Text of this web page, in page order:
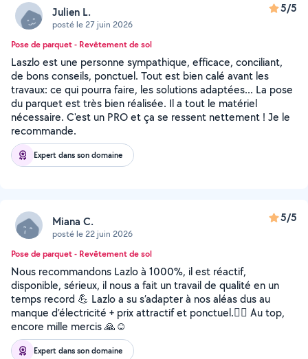
Julien L.
posté le 27 juin 2026
5/5
Pose de parquet - Revêtement de sol
Laszlo est une personne sympathique, efficace, conciliant,
de bons conseils, ponctuel. Tout est bien calé avant les
travaux: ce qui pourra faire, les solutions adaptées... La pose
du parquet est très bien réalisée. Il a tout le matériel
nécessaire. C'est un PRO et ça se ressent nettement ! Je le
recommande.
Expert dans son domaine
Miana C.
posté le 22 juin 2026
5/5
Pose de parquet - Revêtement de sol
Nous recommandons Lazlo à 1000%, il est réactif,
disponible, sérieux, il nous a fait un travail de qualité en un
temps record 💪 Lazlo a su s’adapter à nos aléas dus au
manque d’électricité + prix attractif et ponctuel.👍🏼 Au top,
encore mille mercis 🙏☺️
Expert dans son domaine